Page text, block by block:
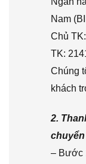
Nam
Chủ
TK:
Chúng
khách
2.
– Bước